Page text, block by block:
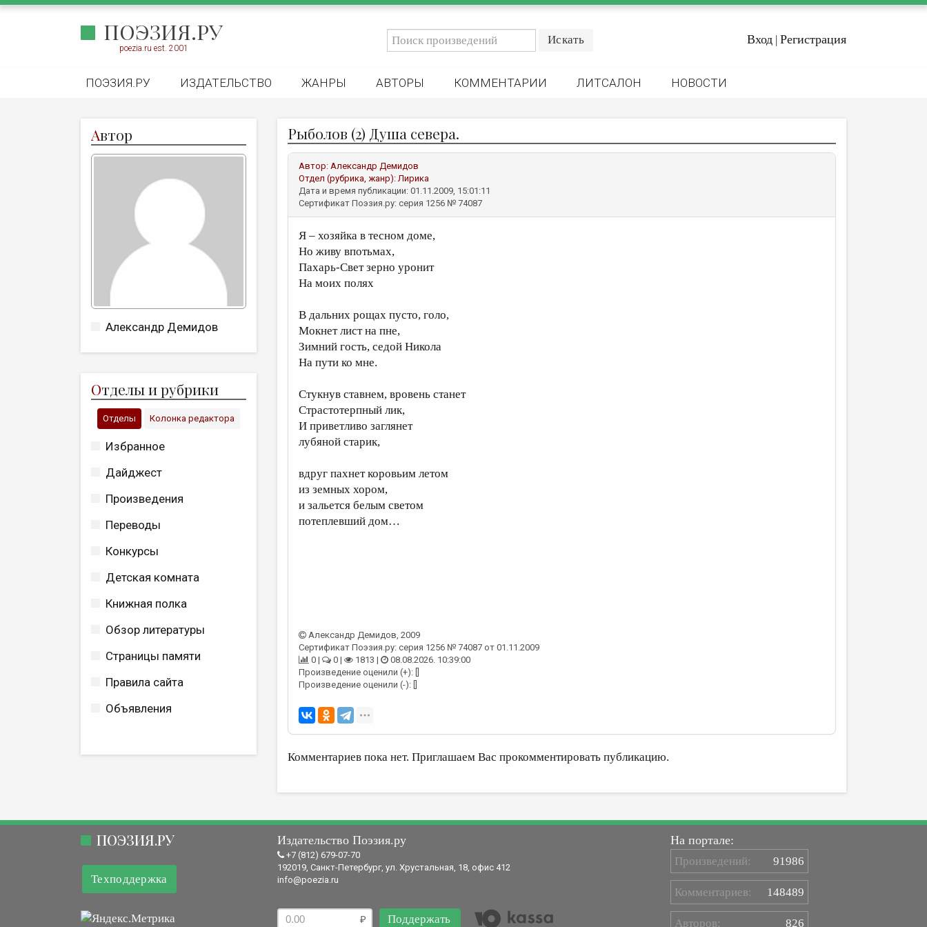
ПОЭЗИЯ.РУ
poezia.ru est. 2001
Вход | Регистрация
ПОЭЗИЯ.РУ ИЗДАТЕЛЬСТВО ЖАНРЫ АВТОРЫ КОММЕНТАРИИ ЛИТСАЛОН НОВОСТИ
Автор
Александр Демидов
Отделы и рубрики
Отделы Колонка редактора
Избранное
Дайджест
Произведения
Переводы
Конкурсы
Детская комната
Книжная полка
Обзор литературы
Страницы памяти
Правила сайта
Объявления
Рыболов (2) Душа севера.
Автор: Александр Демидов
Отдел (рубрика, жанр):Лирика
Дата и время публикации: 01.11.2009, 15:01:11
Сертификат Поэзия.ру: серия 1256 № 74087
Я – хозяйка в тесном доме,
Но живу впотьмах,
Пахарь-Свет зерно уронит
На моих полях
В дальних рощах пусто, голо,
Мокнет лист на пне,
Зимний гость, седой Никола
На пути ко мне.
Стукнув ставнем, вровень станет
Страстотерпный лик,
И приветливо заглянет
лубяной старик,
вдруг пахнет коровьим летом
из земных хором,
и зальется белым светом
потеплевший дом…
Александр Демидов, 2009
Сертификат Поэзия.ру: серия 1256 № 74087 от 01.11.2009
0 |
0 | 1813 |
08.08.2026. 10:39:00
Произведение оценили (+): []
Произведение оценили (-): []
Комментариев пока нет. Приглашаем Вас прокомментировать публикацию.
ПОЭЗИЯ.РУ
Техподдержка
Издательство Поэзия.ру
+7 (812) 679-07-70
192019, Санкт-Петербург, ул. Хрустальная, 18, офис 412
info@poezia.ru
Поддержать
На портале:
Произведений: 91986
Комментариев: 148489
Авторов: 826